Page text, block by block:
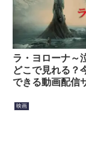
ラ・ヨローナ～
どこで見れる？
できる動画配信
映画